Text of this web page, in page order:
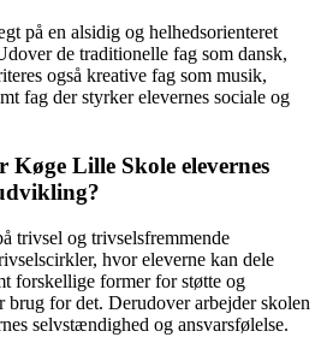
på en alsidig og helhedsorienteret
de traditionelle fag som dansk,
også kreative fag som musik,
fag der styrker elevernes sociale og
Lille Skole elevernes
trivsel og trivselsfremmende
hvor eleverne kan dele
forskellige former for støtte og
brug for det. Derudover arbejder skolen
selvstændighed og ansvarsfølelse.